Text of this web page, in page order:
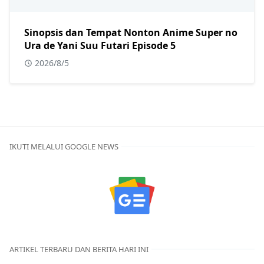
Sinopsis dan Tempat Nonton Anime Super no
Ura de Yani Suu Futari Episode 5
2026/8/5
IKUTI MELALUI GOOGLE NEWS
ARTIKEL TERBARU DAN BERITA HARI INI